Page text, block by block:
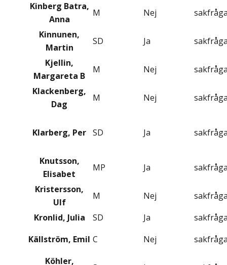
Kinberg Batra,
Anna
M Nej
Kinnunen,
Martin
SD Ja
Kjellin,
Margareta B
M Nej
Klackenberg,
Dag
M Nej
Klarberg, Per SD Ja
Knutsson,
Elisabet
MP Ja
Kristersson,
Ulf
M Nej
Kronlid, Julia
SD Ja
Källström, Emil C Nej
Köhler,